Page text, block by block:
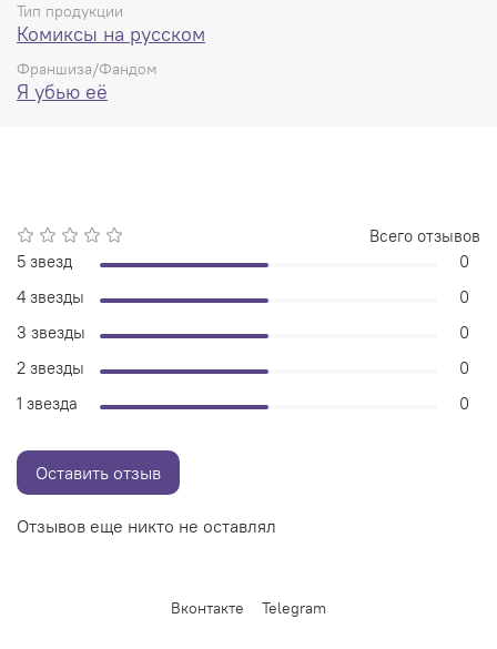
Тип продукции
Комиксы на русском
Франшиза/Фандом
Я убью её
Отзывов еще никто не оставлял
Всего отзывов
5 звезд
0
4 звезды
0
3 звезды
0
2 звезды
0
1 звезда
0
Оставить отзыв
Вконтакте Telegram